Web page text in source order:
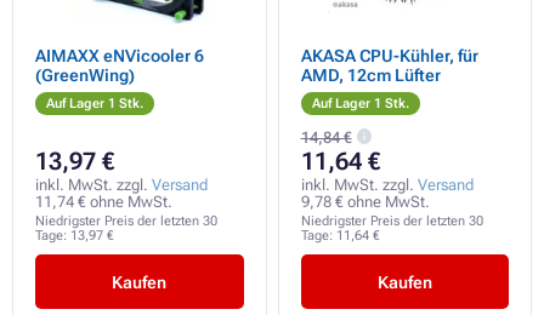
AIMAXX eNVicooler 6
(GreenWing)
Auf Lager 1 Stk.
13,97 €
inkl. MwSt. zzgl. Versand
11,74 € ohne MwSt.
Niedrigster Preis der letzten 30
Tage: 13,97 €
Kaufen
AKASA CPU-Kühler, für
AMD, 12cm Lüfter
Auf Lager 1 Stk.
14,84 €
11,64 €
inkl. MwSt. zzgl. Versand
9,78 € ohne MwSt.
Niedrigster Preis der letzten 30
Tage: 11,64 €
Kaufen